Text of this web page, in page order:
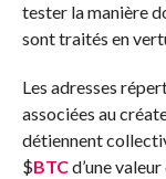
tester la manière
sont traités en
Les adresses
associées au
détiennent
$BTCd’une